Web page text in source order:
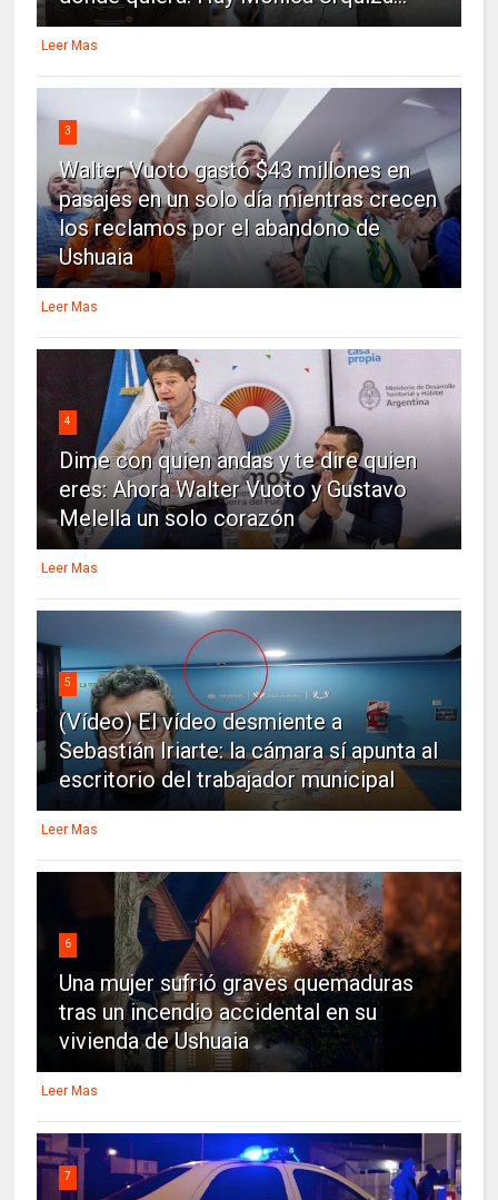
Leer Mas
3
Walter Vuoto gastó $43 millones en
pasajes en un solo día mientras crecen
los reclamos por el abandono de
Ushuaia
Leer Mas
4
Dime con quien andas y te dire quien
eres: Ahora Walter Vuoto y Gustavo
Melella un solo corazón
Leer Mas
5
(Vídeo) El vídeo desmiente a
Sebastián Iriarte: la cámara sí apunta al
escritorio del trabajador municipal
Leer Mas
6
Una mujer sufrió graves quemaduras
tras un incendio accidental en su
vivienda de Ushuaia
Leer Mas
7